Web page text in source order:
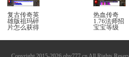
复古传奇英
雄版祖玛碎
片怎么获得
热血传奇
1.76法师招
宝宝等级